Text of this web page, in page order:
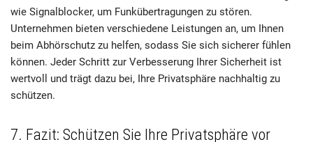
wie Signalblocker, um Funkübertragungen zu stören.
Unternehmen bieten verschiedene Leistungen an, um Ihnen
beim Abhörschutz zu helfen, sodass Sie sich sicherer fühlen
können. Jeder Schritt zur Verbesserung Ihrer Sicherheit ist
wertvoll und trägt dazu bei, Ihre Privatsphäre nachhaltig zu
schützen.
7. Fazit: Schützen Sie Ihre Privatsphäre vor